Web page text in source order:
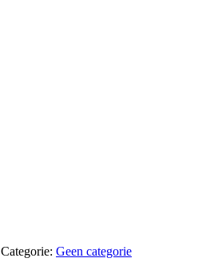
Categorie: Geen categorie